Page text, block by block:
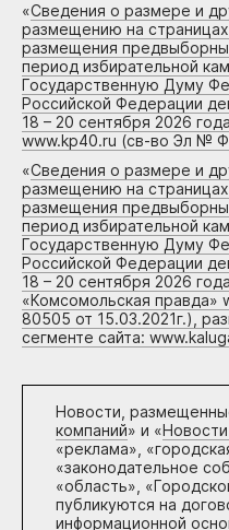
«Сведения о размере и
размещению на
размещения
период избирательной
Государственную Думу
Российской Федерации
18 – 20 сентября 2026
www.kp40.ru (св-во Эл №
«Сведения о размере и
размещению на
размещения
период избирательной
Государственную Думу
Российской Федерации
18 – 20 сентября 2026
«Комсомольская
80505 от 15.03.2021г.),
сегменте сайта:
Новости,
компаний» и «
«реклама»,
«законодательное
«область»,
публикуются на
информационной